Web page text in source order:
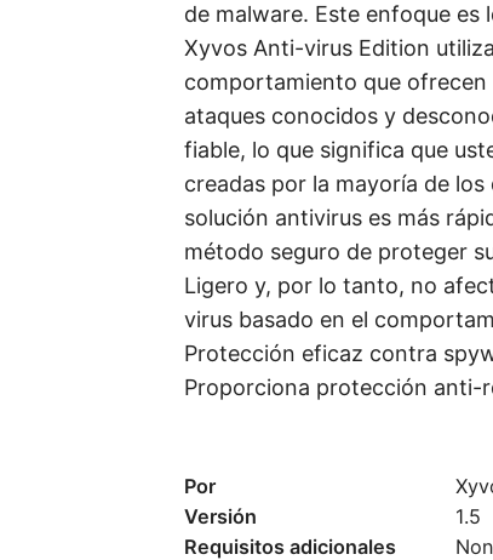
de malware. Este enfoque es
Xyvos Anti-virus Edition
comportamiento que
ataques conocidos y
fiable, lo que significa que
creadas por la mayoría de
solución antivirus es más
método seguro de proteger
Ligero y, por lo tanto, no
virus basado en el
Protección eficaz contra
Proporciona protección anti-
Por
Versión
1.5
Requisitos adicionales